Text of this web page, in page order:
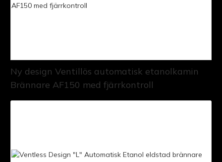
Ny design Ventillös automatisk etanolkamin
Brännare AF150 med fjärrkontroll